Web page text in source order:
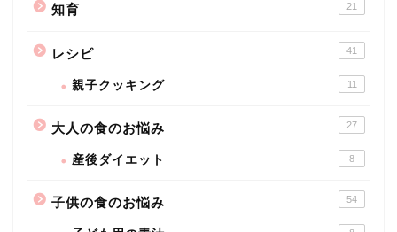
知育 21
レシピ 41
親子クッキング 11
大人の食のお悩み 27
産後ダイエット 8
子供の食のお悩み 54